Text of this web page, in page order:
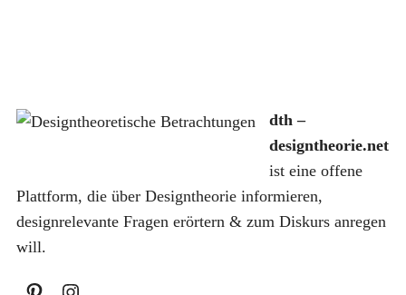
dth –
designtheorie.net
ist eine offene
Plattform, die über Designtheorie informieren,
designrelevante Fragen erörtern & zum Diskurs anregen
will.
u
n
a